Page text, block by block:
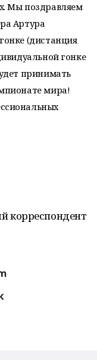
Мы поздравляем
Артура
(дистанция
гонке
принимать
мира!
корреспондент